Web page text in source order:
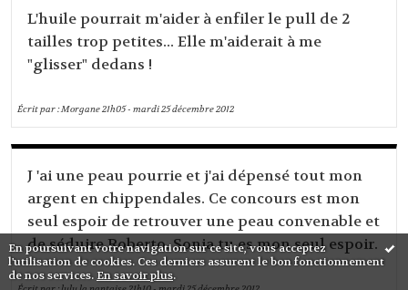
En poursuivant votre navigation sur ce site, vous acceptez
l'utilisation de cookies. Ces derniers assurent le bon fonctionnement
de nos services. En savoir plus.
L'huile pourrait m'aider à enfiler le pull de 2
tailles trop petites... Elle m'aiderait à me
"glisser" dedans !
Écrit par :Morgane21h05-mardi 25décembre 2012
J 'ai une peau pourrie et j'ai dépensé tout mon
argent en chippendales. Ce concours est mon
seul espoir de retrouver une peau convenable et
de séduire Roberto. Sonia tu es mon seul espoir.